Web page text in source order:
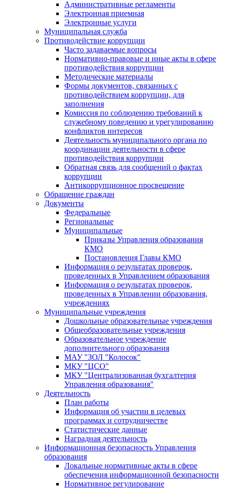
Административные регламенты
Электронная приемная
Электронные услуги
Муниципальная служба
Противодействие коррупции
Часто задаваемые вопросы
Нормативно-правовые и иные акты в сфере
противодействия коррупции
Методические материалы
Формы документов, связанных с
противодействием коррупции, для
заполнения
Комиссия по соблюдению требований к
служебному поведению и урегулированию
конфликтов интересов
Деятельность муниципального органа по
координации деятельности в сфере
противодействия коррупции
Обратная связь для сообщений о фактах
коррупции
Антикоррупционное просвещение
Обращение граждан
Документы
Федеральные
Региональные
Муниципальные
Приказы Управления образования
КМО
Постановления Главы КМО
Информация о результатах проверок,
проведенных в Управлением образования
Информация о результатах проверок,
проведенных в Управлении образования,
учреждениях
Муниципальные учреждения
Дошкольные образовательные учреждения
Общеобразовательные учреждения
Образовательное учреждение
дополнительного образования
МАУ "ЗОЛ "Колосок"
МКУ "ЦСО"
МКУ "Централизованная бухгалтерия
Управления образования"
Деятельность
План работы
Информация об участии в целевых
программах и сотрудничестве
Статистические данные
Наградная деятельность
Информационная безопасность Управления
образования
Локальные нормативные акты в сфере
обеспечения информационной безопасности
Нормативное регулирование